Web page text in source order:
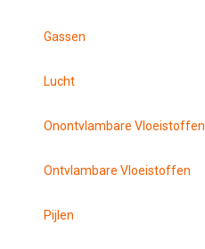
Gassen
Lucht
Onontvlambare Vloeistoffen
Ontvlambare Vloeistoffen
Pijlen